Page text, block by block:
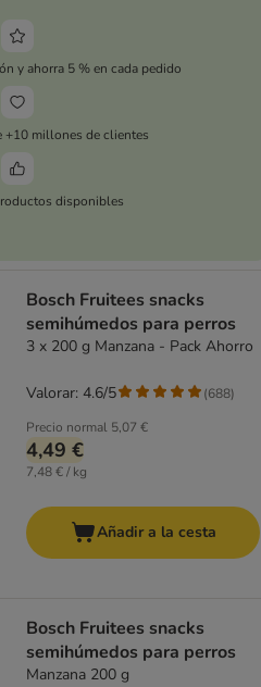
y ahorra 5 % en cada pedido
+10 millones de clientes
disponibles
Bosch Fruitees snacks
semihúmedos para perros
3 x 200 g Manzana - Pack Ahorro
Precio normal 5,07 €
4,49 €
7,48 € / kg
Valorar: 4.6/5 (688)
Añadir a la cesta
Bosch Fruitees snacks
semihúmedos para perros
Manzana 200 g